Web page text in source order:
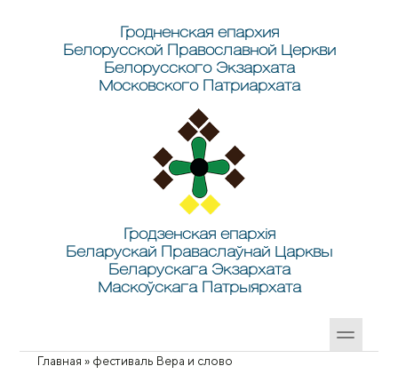
Гродненская епархия
Белорусской Православной Церкви
Белорусского Экзархата
Московского Патриархата
Гродзенская епархія
Беларускай Праваслаўнай Царквы
Беларускага Экзархата
Маскоўскага Патрыярхата
Вы здесь
Главная » фестиваль Вера и слово